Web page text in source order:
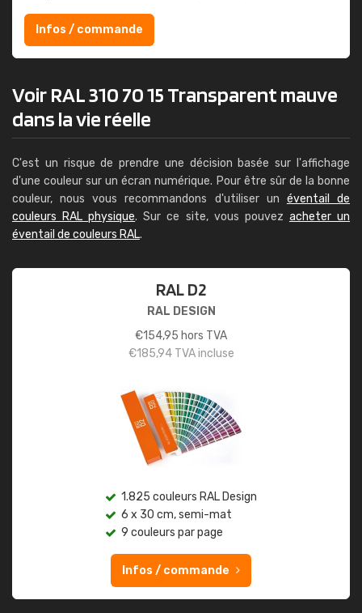
Infos / commande
Voir RAL 310 70 15 Transparent mauve
dans la vie réelle
C'est un risque de prendre une décision basée sur l'affichage
d'une couleur sur un écran numérique. Pour être sûr de la bonne
couleur, nous vous recommandons d'utiliser un éventail de
couleurs RAL physique. Sur ce site, vous pouvez acheter un
éventail de couleurs RAL.
RAL D2
RAL DESIGN
€154,95 hors TVA
€185,94TVA incluse
1.825 couleurs RAL Design
6 x 30 cm, semi-mat
9 couleurs par page
Infos / commande